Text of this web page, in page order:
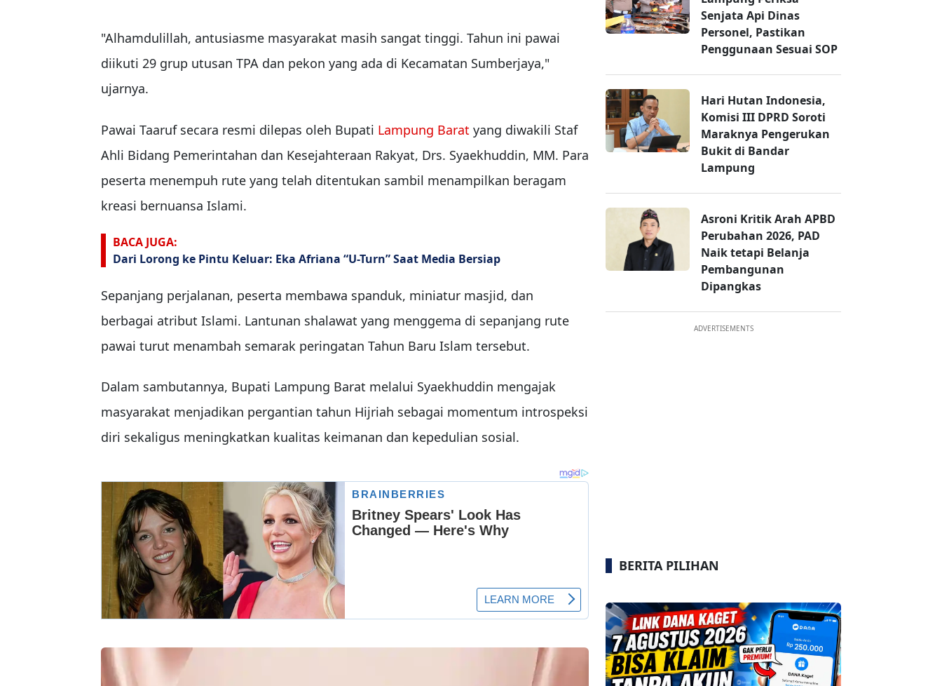
"Alhamdulillah, antusiasme masyarakat masih sangat tinggi. Tahun ini pawai
diikuti 29 grup utusan TPA dan pekon yang ada di Kecamatan Sumberjaya,"
ujarnya.
Pawai Taaruf secara resmi dilepas oleh Bupati Lampung Barat yang diwakili Staf
Ahli Bidang Pemerintahan dan Kesejahteraan Rakyat, Drs. Syaekhuddin, MM. Para
peserta menempuh rute yang telah ditentukan sambil menampilkan beragam
kreasi bernuansa Islami.
BACA JUGA:
Dari Lorong ke Pintu Keluar: Eka Afriana “U-Turn” Saat Media Bersiap
Sepanjang perjalanan, peserta membawa spanduk, miniatur masjid, dan
berbagai atribut Islami. Lantunan shalawat yang menggema di sepanjang rute
pawai turut menambah semarak peringatan Tahun Baru Islam tersebut.
Dalam sambutannya, Bupati Lampung Barat melalui Syaekhuddin mengajak
masyarakat menjadikan pergantian tahun Hijriah sebagai momentum introspeksi
diri sekaligus meningkatkan kualitas keimanan dan kepedulian sosial.
Senjata Api Dinas
Personel, Pastikan
Penggunaan Sesuai SOP
Hari Hutan Indonesia,
Komisi III DPRD Soroti
Maraknya Pengerukan
Bukit di Bandar
Lampung
Asroni Kritik Arah APBD
Perubahan 2026, PAD
Naik tetapi Belanja
Pembangunan
Dipangkas
ADVERTISEMENTS
BERITA PILIHAN